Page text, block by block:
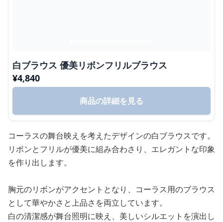
白ブラウス 優美リボンフリルブラウス
¥4,840
商品の詳細を見る
コーラスの舞台映えを考えたデザインの白ブラウスです。
リボンとフリルが優美に組み合わさり、エレガントな印象
を作り出します。
胸元のリボンがアクセントとなり、コーラス用のブラウス
として華やかさと上品さを両立しています。
白の清潔感が舞台照明に映え、美しいシルエットを演出し